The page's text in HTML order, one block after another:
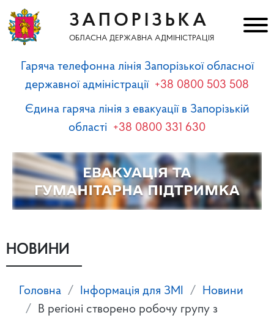
ЗАПОРІЗЬКА
ОБЛАСНА ДЕРЖАВНА АДМІНІСТРАЦІЯ
Гаряча телефонна лінія Запорізької обласної
державної адміністрації +38 0800 503 508
Єдина гаряча лінія з евакуації в Запорізькій
області +38 0800 331 630
НОВИНИ
Головна Інформація для ЗМІ
Новини
В регіоні створено робочу групу з